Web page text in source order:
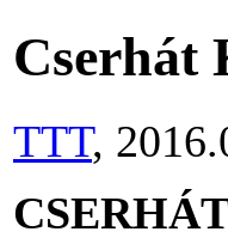
Cserhát
TTT,